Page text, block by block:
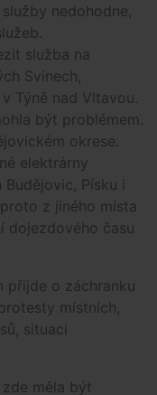
nedohodne,
služba na
Svinech,
Týně nad Vltavou.
být problémem.
okrese.
elektrárny
Písku i
z jiného místa
dojezdového času
přijde o záchranku
místních,
situaci
měla být